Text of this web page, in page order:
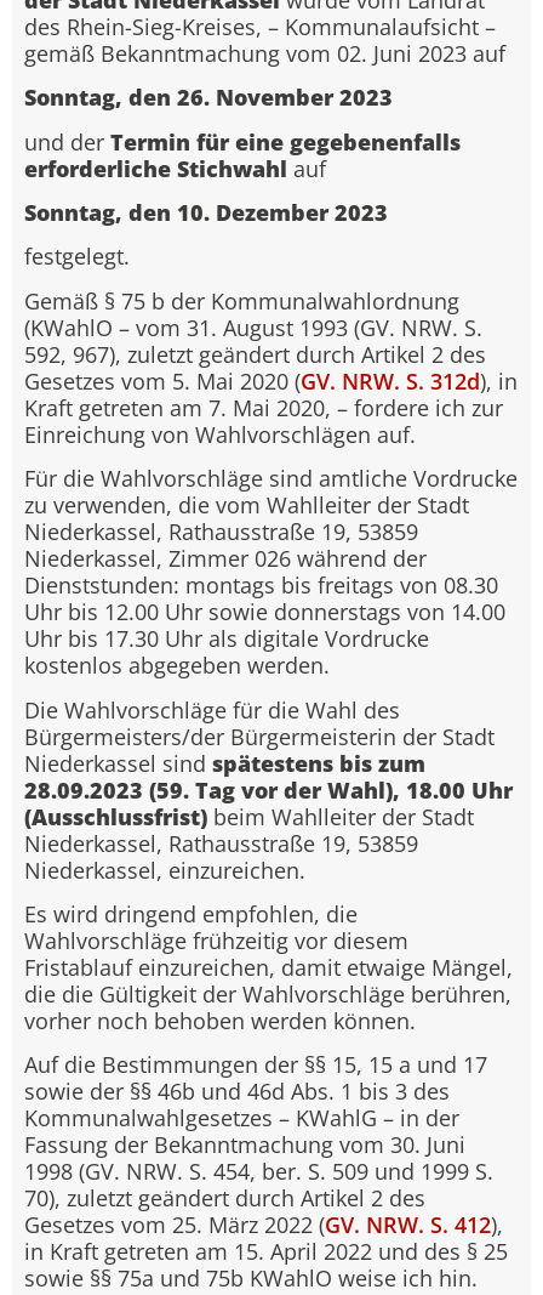
des Rhein-Sieg-Kreises, – Kommunalaufsicht –
gemäß Bekanntmachung vom 02. Juni 2023 auf
Sonntag, den 26. November 2023
und der Termin für eine gegebenenfalls
erforderliche Stichwahl auf
Sonntag, den 10. Dezember 2023
festgelegt.
Gemäß § 75 b der Kommunalwahlordnung
(KWahlO – vom 31. August 1993 (GV. NRW. S.
592, 967), zuletzt geändert durch Artikel 2 des
Gesetzes vom 5. Mai 2020 (GV. NRW. S. 312d), in
Kraft getreten am 7. Mai 2020, – fordere ich zur
Einreichung von Wahlvorschlägen auf.
Für die Wahlvorschläge sind amtliche Vordrucke
zu verwenden, die vom Wahlleiter der Stadt
Niederkassel, Rathausstraße 19, 53859
Niederkassel, Zimmer 026 während der
Dienststunden: montags bis freitags von 08.30
Uhr bis 12.00 Uhr sowie donnerstags von 14.00
Uhr bis 17.30 Uhr als digitale Vordrucke
kostenlos abgegeben werden.
Die Wahlvorschläge für die Wahl des
Bürgermeisters/der Bürgermeisterin der Stadt
Niederkassel sind spätestens bis zum
28.09.2023 (59. Tag vor der Wahl), 18.00 Uhr
(Ausschlussfrist) beim Wahlleiter der Stadt
Niederkassel, Rathausstraße 19, 53859
Niederkassel, einzureichen.
Es wird dringend empfohlen, die
Wahlvorschläge frühzeitig vor diesem
Fristablauf einzureichen, damit etwaige Mängel,
die die Gültigkeit der Wahlvorschläge berühren,
vorher noch behoben werden können.
Auf die Bestimmungen der §§ 15, 15 a und 17
sowie der §§ 46b und 46d Abs. 1 bis 3 des
Kommunalwahlgesetzes – KWahlG – in der
Fassung der Bekanntmachung vom 30. Juni
1998 (GV. NRW. S. 454, ber. S. 509 und 1999 S.
70), zuletzt geändert durch Artikel 2 des
Gesetzes vom 25. März 2022 (GV. NRW. S. 412),
in Kraft getreten am 15. April 2022 und des § 25
sowie §§ 75a und 75b KWahlO weise ich hin.